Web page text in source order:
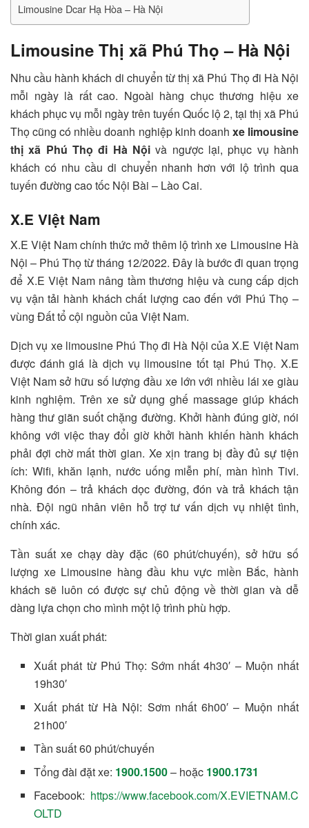
Limousine Dcar Hạ Hòa – Hà Nội
Limousine Thị xã Phú Thọ – Hà Nội
Nhu cầu hành khách di chuyển từ thị xã Phú Thọ đi Hà Nội
mỗi ngày là rất cao. Ngoài hàng chục thương hiệu xe
khách phục vụ mỗi ngày trên tuyến Quốc lộ 2, tại thị xã Phú
Thọ cũng có nhiều doanh nghiệp kinh doanh xe limousine
thị xã Phú Thọ đi Hà Nội và ngược lại, phục vụ hành
khách có nhu cầu di chuyển nhanh hơn với lộ trình qua
tuyến đường cao tốc Nội Bài – Lào Cai.
X.E Việt Nam
X.E Việt Nam chính thức mở thêm lộ trình xe Limousine Hà
Nội – Phú Thọ từ tháng 12/2022. Đây là bước đi quan trọng
để X.E Việt Nam nâng tầm thương hiệu và cung cấp dịch
vụ vận tải hành khách chất lượng cao đến với Phú Thọ –
vùng Đất tổ cội nguồn của Việt Nam.
Dịch vụ xe limousine Phú Thọ đi Hà Nội của X.E Việt Nam
được đánh giá là dịch vụ limousine tốt tại Phú Thọ. X.E
Việt Nam sở hữu số lượng đầu xe lớn với nhiều lái xe giàu
kinh nghiệm. Trên xe sử dụng ghế massage giúp khách
hàng thư giãn suốt chặng đường. Khởi hành đúng giờ, nói
không với việc thay đổi giờ khởi hành khiến hành khách
phải đợi chờ mất thời gian. Xe xịn trang bị đầy đủ sự tiện
ích: Wifi, khăn lạnh, nước uống miễn phí, màn hình Tivi.
Không đón – trả khách dọc đường, đón và trả khách tận
nhà. Đội ngũ nhân viên hỗ trợ tư vấn dịch vụ nhiệt tình,
chính xác.
Tần suất xe chạy dày đặc (60 phút/chuyến), sở hữu số
lượng xe Limousine hàng đầu khu vực miền Bắc, hành
khách sẽ luôn có được sự chủ động về thời gian và dễ
dàng lựa chọn cho mình một lộ trình phù hợp.
Thời gian xuất phát:
Xuất phát từ Phú Thọ: Sớm nhất 4h30′ – Muộn nhất
19h30′
Xuất phát từ Hà Nội: Sơm nhất 6h00′ – Muộn nhất
21h00′
Tần suất 60 phút/chuyến
Tổng đài đặt xe: 1900.1500– hoặc 1900.1731
Facebook: https://www.facebook.com/X.EVIETNAM.C
OLTD